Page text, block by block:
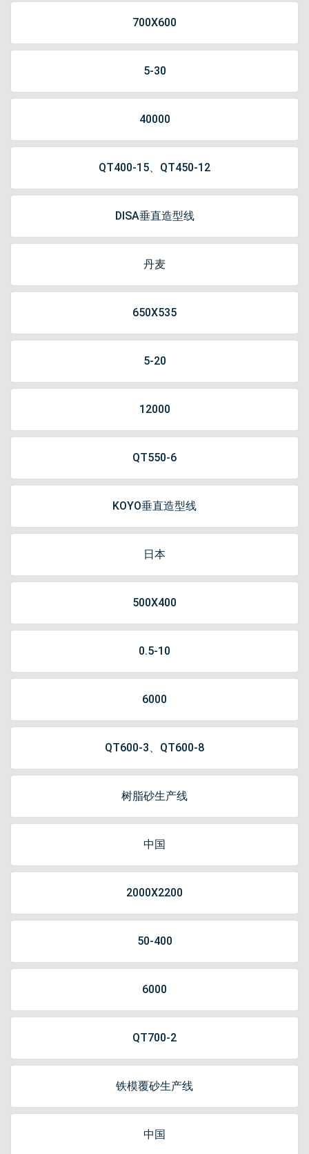
700X600
5-30
40000
QT400-15、QT450-12
DISA垂直造型线
丹麦
650X535
5-20
12000
QT550-6
KOYO垂直造型线
日本
500X400
0.5-10
6000
QT600-3、QT600-8
树脂砂生产线
中国
2000X2200
50-400
6000
QT700-2
铁模覆砂生产线
中国